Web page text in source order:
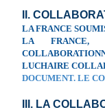
II.
LA FRANCE
LA FRANCE,
LUCHAIRE
DOCUMENT. LE
III. LA